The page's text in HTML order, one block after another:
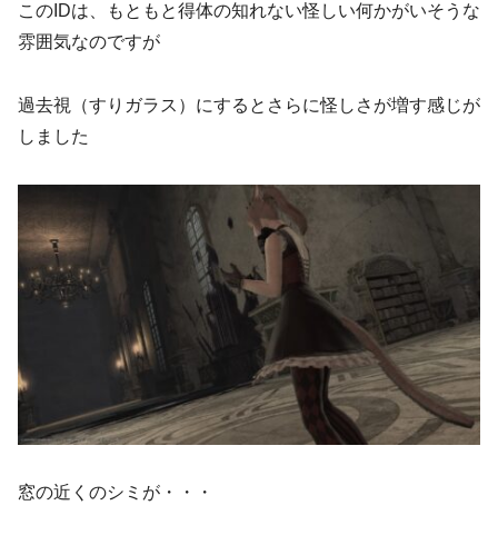
このIDは、もともと得体の知れない怪しい何かがいそうな
雰囲気なのですが
過去視（すりガラス）にするとさらに怪しさが増す感じが
しました
窓の近くのシミが・・・